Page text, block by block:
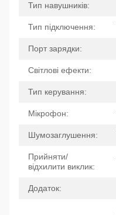
Тип навушників:
Тип підключення:
Порт зарядки:
Світлові ефекти:
Тип керування:
Мікрофон:
Шумозаглушення:
Прийняти/
відхилити виклик:
Додаток: